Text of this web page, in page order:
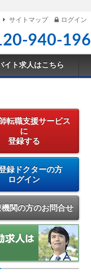
940-196
サイトマップ ログイン
イト求人はこちら
転職支援サービス
に
登録する
録ドクターの方
ログイン
機関の方のお問合せ